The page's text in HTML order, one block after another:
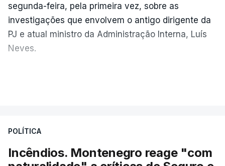
segunda-feira, pela primeira vez, sobre as
investigações que envolvem o antigo dirigente da
PJ e atual ministro da Administração Interna, Luís
Neves.
das notícias que são dadas diariamente,
continuam a trabalhar"
POLÍTICA
Incêndios. Montenegro reage "com